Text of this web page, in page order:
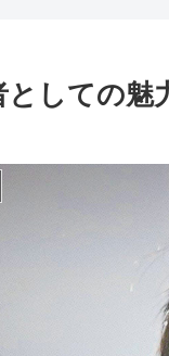
としての魅